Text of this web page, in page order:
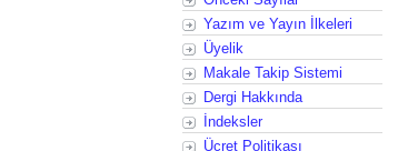
Yazım ve Yayın İlkeleri
Üyelik
Makale Takip Sistemi
Dergi Hakkında
İndeksler
Ücret Politikası